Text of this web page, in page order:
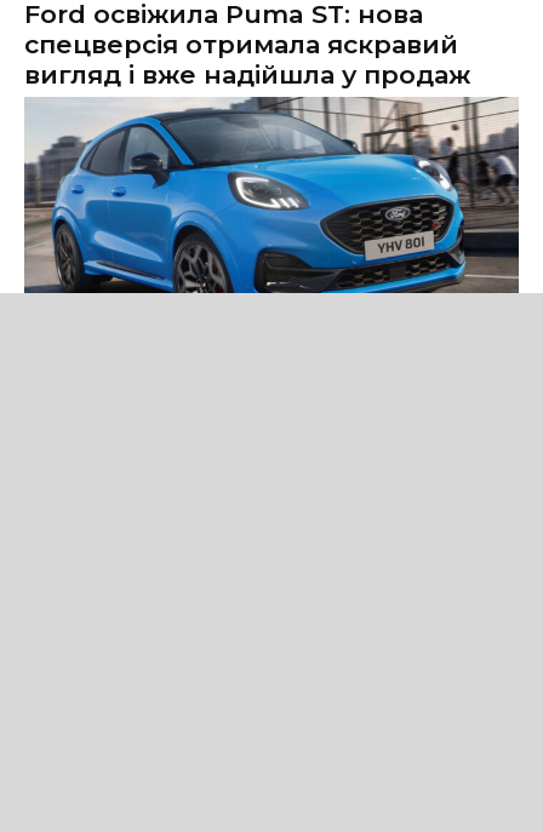
Ford освіжила Puma ST: нова
спецверсія отримала яскравий
вигляд і вже надійшла у продаж